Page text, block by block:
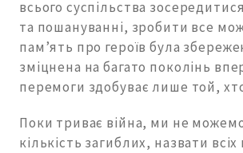
всього суспільства
та пошануванні, зробити все
пам’ять про героїв була
зміцнена на багато поколінь
перемоги здобуває лише той,
Поки триває війна, ми не
кількість загиблих, назвати